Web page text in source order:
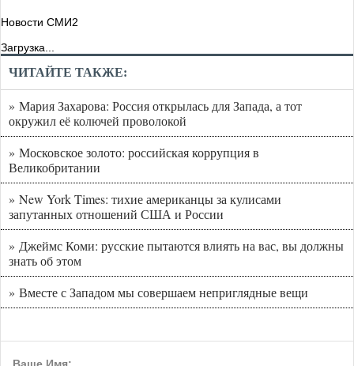
Новости СМИ2
Загрузка...
ЧИТАЙТЕ ТАКЖЕ:
» Мария Захарова: Россия открылась для Запада, а тот
окружил её колючей проволокой
» Московское золото: российская коррупция в
Великобритании
» New York Times: тихие американцы за кулисами
запутанных отношений США и России
» Джеймс Коми: русские пытаются влиять на вас, вы должны
знать об этом
» Вместе с Западом мы совершаем неприглядные вещи